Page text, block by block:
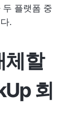
플랫폼 중
.
체할
회